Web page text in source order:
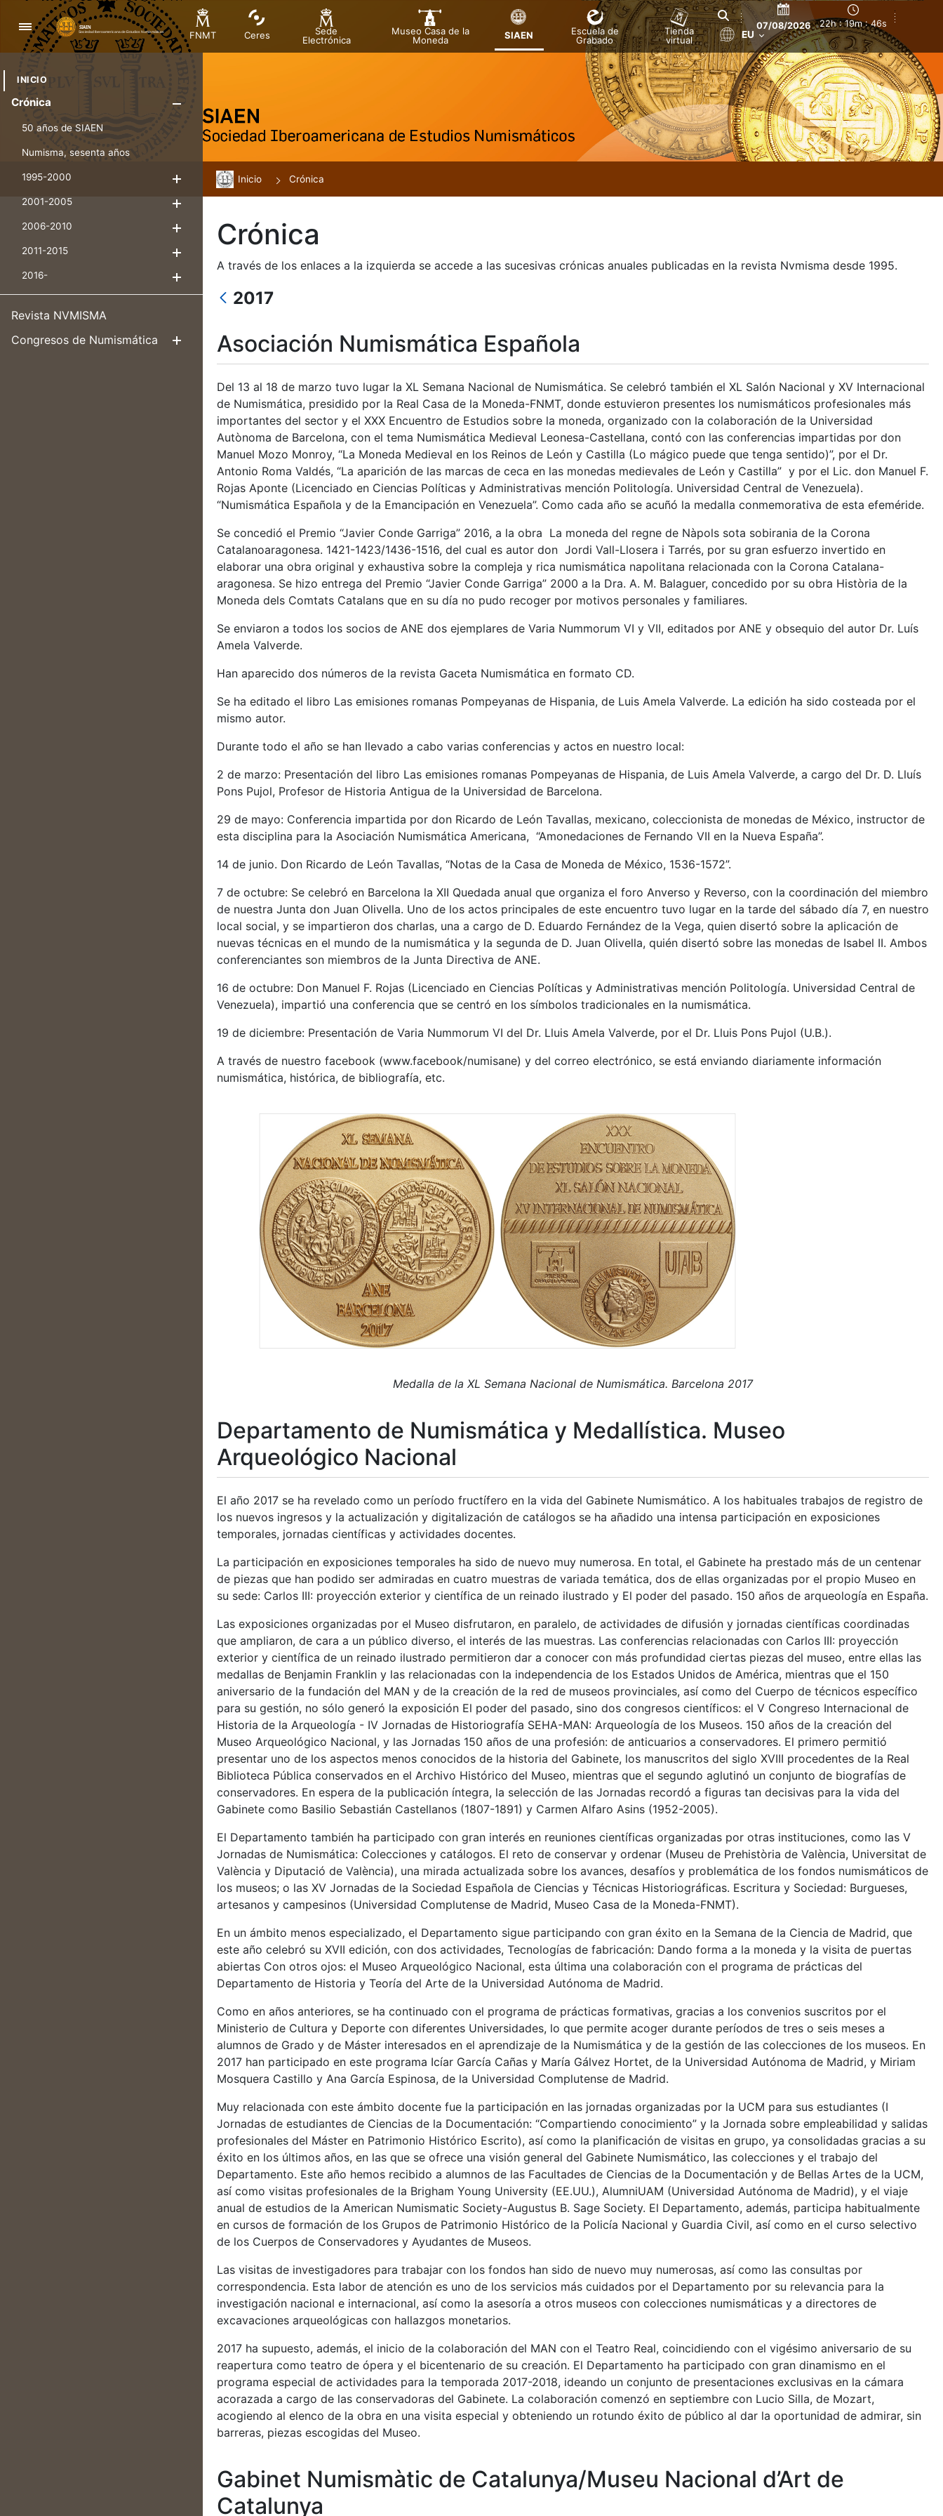
Nabigazioa
FNMT Ceres
Sede
Electrónica
Museo Casa de la
Moneda
SIAEN
Escuela de
Grabado
Tienda
virtual
07/08/2026 22h : 19m : 47s
EU
INICIO
Crónica
50 años de SIAEN
Numisma, sesenta años
1995-2000
Erakutsi/Ezkutatu
2001-2005
2006-2010
Erakutsi/Ezkutatu
2011-2015
2016-
Revista NVMISMA
Congresos de Numismática
Erakutsi/Ezkutatu
Inicio Crónica
Crónica
A través de los enlaces a la izquierda se accede a las sucesivas crónicas anuales publicadas en la revista Nvmisma desde 1995.
2017
Asociación Numismática Española
Del 13 al 18 de marzo tuvo lugar la XL Semana Nacional de Numismática. Se celebró también el XL Salón Nacional y XV Internacional
de Numismática, presidido por la Real Casa de la Moneda-FNMT, donde estuvieron presentes los numismáticos profesionales más
importantes del sector y el XXX Encuentro de Estudios sobre la moneda, organizado con la colaboración de la Universidad
Autònoma de Barcelona, con el tema Numismática Medieval Leonesa-Castellana, contó con las conferencias impartidas por don
Manuel Mozo Monroy, “La Moneda Medieval en los Reinos de León y Castilla (Lo mágico puede que tenga sentido)”, por el Dr.
Antonio Roma Valdés, “La aparición de las marcas de ceca en las monedas medievales de León y Castilla” y por el Lic. don Manuel F.
Rojas Aponte (Licenciado en Ciencias Políticas y Administrativas mención Politología. Universidad Central de Venezuela).
“Numismática Española y de la Emancipación en Venezuela”. Como cada año se acuñó la medalla conmemorativa de esta efeméride.
Se concedió el Premio “Javier Conde Garriga” 2016, a la obra La moneda del regne de Nàpols sota sobirania de la Corona
Catalanoaragonesa. 1421-1423/1436-1516, del cual es autor don Jordi Vall-Llosera i Tarrés, por su gran esfuerzo invertido en
elaborar una obra original y exhaustiva sobre la compleja y rica numismática napolitana relacionada con la Corona Catalana-
aragonesa. Se hizo entrega del Premio “Javier Conde Garriga” 2000 a la Dra. A. M. Balaguer, concedido por su obra Història de la
Moneda dels Comtats Catalans que en su día no pudo recoger por motivos personales y familiares.
Se enviaron a todos los socios de ANE dos ejemplares de Varia Nummorum VI y VII, editados por ANE y obsequio del autor Dr. Luís
Amela Valverde.
Han aparecido dos números de la revista Gaceta Numismática en formato CD.
Se ha editado el libro Las emisiones romanas Pompeyanas de Hispania, de Luis Amela Valverde. La edición ha sido costeada por el
mismo autor.
Durante todo el año se han llevado a cabo varias conferencias y actos en nuestro local:
2 de marzo: Presentación del libro Las emisiones romanas Pompeyanas de Hispania, de Luis Amela Valverde, a cargo del Dr. D. Lluís
Pons Pujol, Profesor de Historia Antigua de la Universidad de Barcelona.
29 de mayo: Conferencia impartida por don Ricardo de León Tavallas, mexicano, coleccionista de monedas de México, instructor de
esta disciplina para la Asociación Numismática Americana, “Amonedaciones de Fernando VII en la Nueva España”.
14 de junio. Don Ricardo de León Tavallas, “Notas de la Casa de Moneda de México, 1536-1572”.
7 de octubre: Se celebró en Barcelona la XII Quedada anual que organiza el foro Anverso y Reverso, con la coordinación del miembro
de nuestra Junta don Juan Olivella. Uno de los actos principales de este encuentro tuvo lugar en la tarde del sábado día 7, en nuestro
local social, y se impartieron dos charlas, una a cargo de D. Eduardo Fernández de la Vega, quien disertó sobre la aplicación de
nuevas técnicas en el mundo de la numismática y la segunda de D. Juan Olivella, quién disertó sobre las monedas de Isabel II. Ambos
conferenciantes son miembros de la Junta Directiva de ANE.
16 de octubre: Don Manuel F. Rojas (Licenciado en Ciencias Políticas y Administrativas mención Politología. Universidad Central de
Venezuela), impartió una conferencia que se centró en los símbolos tradicionales en la numismática.
19 de diciembre: Presentación de Varia Nummorum VI del Dr. Lluis Amela Valverde, por el Dr. Lluis Pons Pujol (U.B.).
A través de nuestro facebook (www.facebook/numisane) y del correo electrónico, se está enviando diariamente información
numismática, histórica, de bibliografía, etc.
Medalla de la XL Semana Nacional de Numismática. Barcelona 2017
Departamento de Numismática y Medallística. Museo
Arqueológico Nacional
El año 2017 se ha revelado como un período fructífero en la vida del Gabinete Numismático. A los habituales trabajos de registro de
los nuevos ingresos y la actualización y digitalización de catálogos se ha añadido una intensa participación en exposiciones
temporales, jornadas científicas y actividades docentes.
La participación en exposiciones temporales ha sido de nuevo muy numerosa. En total, el Gabinete ha prestado más de un centenar
de piezas que han podido ser admiradas en cuatro muestras de variada temática, dos de ellas organizadas por el propio Museo en
su sede: Carlos III: proyección exterior y científica de un reinado ilustrado y El poder del pasado. 150 años de arqueología en España.
Las exposiciones organizadas por el Museo disfrutaron, en paralelo, de actividades de difusión y jornadas científicas coordinadas
que ampliaron, de cara a un público diverso, el interés de las muestras. Las conferencias relacionadas con Carlos III: proyección
exterior y científica de un reinado ilustrado permitieron dar a conocer con más profundidad ciertas piezas del museo, entre ellas las
medallas de Benjamin Franklin y las relacionadas con la independencia de los Estados Unidos de América, mientras que el 150
aniversario de la fundación del MAN y de la creación de la red de museos provinciales, así como del Cuerpo de técnicos específico
para su gestión, no sólo generó la exposición El poder del pasado, sino dos congresos científicos: el V Congreso Internacional de
Historia de la Arqueología - IV Jornadas de Historiografía SEHA-MAN: Arqueología de los Museos. 150 años de la creación del
Museo Arqueológico Nacional, y las Jornadas 150 años de una profesión: de anticuarios a conservadores. El primero permitió
presentar uno de los aspectos menos conocidos de la historia del Gabinete, los manuscritos del siglo XVIII procedentes de la Real
Biblioteca Pública conservados en el Archivo Histórico del Museo, mientras que el segundo aglutinó un conjunto de biografías de
conservadores. En espera de la publicación íntegra, la selección de las Jornadas recordó a figuras tan decisivas para la vida del
Gabinete como Basilio Sebastián Castellanos (1807-1891) y Carmen Alfaro Asins (1952-2005).
El Departamento también ha participado con gran interés en reuniones científicas organizadas por otras instituciones, como las V
Jornadas de Numismática: Colecciones y catálogos. El reto de conservar y ordenar (Museu de Prehistòria de València, Universitat de
València y Diputació de València), una mirada actualizada sobre los avances, desafíos y problemática de los fondos numismáticos de
los museos; o las XV Jornadas de la Sociedad Española de Ciencias y Técnicas Historiográficas. Escritura y Sociedad: Burgueses,
artesanos y campesinos (Universidad Complutense de Madrid, Museo Casa de la Moneda-FNMT).
En un ámbito menos especializado, el Departamento sigue participando con gran éxito en la Semana de la Ciencia de Madrid, que
este año celebró su XVII edición, con dos actividades, Tecnologías de fabricación: Dando forma a la moneda y la visita de puertas
abiertas Con otros ojos: el Museo Arqueológico Nacional, esta última una colaboración con el programa de prácticas del
Departamento de Historia y Teoría del Arte de la Universidad Autónoma de Madrid.
Como en años anteriores, se ha continuado con el programa de prácticas formativas, gracias a los convenios suscritos por el
Ministerio de Cultura y Deporte con diferentes Universidades, lo que permite acoger durante períodos de tres o seis meses a
alumnos de Grado y de Máster interesados en el aprendizaje de la Numismática y de la gestión de las colecciones de los museos. En
2017 han participado en este programa Icíar García Cañas y María Gálvez Hortet, de la Universidad Autónoma de Madrid, y Miriam
Mosquera Castillo y Ana García Espinosa, de la Universidad Complutense de Madrid.
Muy relacionada con este ámbito docente fue la participación en las jornadas organizadas por la UCM para sus estudiantes (I
Jornadas de estudiantes de Ciencias de la Documentación: “Compartiendo conocimiento” y la Jornada sobre empleabilidad y salidas
profesionales del Máster en Patrimonio Histórico Escrito), así como la planificación de visitas en grupo, ya consolidadas gracias a su
éxito en los últimos años, en las que se ofrece una visión general del Gabinete Numismático, las colecciones y el trabajo del
Departamento. Este año hemos recibido a alumnos de las Facultades de Ciencias de la Documentación y de Bellas Artes de la UCM,
así como visitas profesionales de la Brigham Young University (EE.UU.), AlumniUAM (Universidad Autónoma de Madrid), y el viaje
anual de estudios de la American Numismatic Society-Augustus B. Sage Society. El Departamento, además, participa habitualmente
en cursos de formación de los Grupos de Patrimonio Histórico de la Policía Nacional y Guardia Civil, así como en el curso selectivo
de los Cuerpos de Conservadores y Ayudantes de Museos.
Las visitas de investigadores para trabajar con los fondos han sido de nuevo muy numerosas, así como las consultas por
correspondencia. Esta labor de atención es uno de los servicios más cuidados por el Departamento por su relevancia para la
investigación nacional e internacional, así como la asesoría a otros museos con colecciones numismáticas y a directores de
excavaciones arqueológicas con hallazgos monetarios.
2017 ha supuesto, además, el inicio de la colaboración del MAN con el Teatro Real, coincidiendo con el vigésimo aniversario de su
reapertura como teatro de ópera y el bicentenario de su creación. El Departamento ha participado con gran dinamismo en el
programa especial de actividades para la temporada 2017-2018, ideando un conjunto de presentaciones exclusivas en la cámara
acorazada a cargo de las conservadoras del Gabinete. La colaboración comenzó en septiembre con Lucio Silla, de Mozart,
acogiendo al elenco de la obra en una visita especial y obteniendo un rotundo éxito de público al dar la oportunidad de admirar, sin
barreras, piezas escogidas del Museo.
Gabinet Numismàtic de Catalunya/Museu Nacional d’Art de
Catalunya